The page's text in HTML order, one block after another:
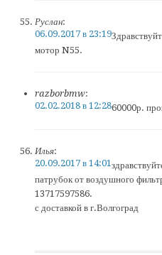
Руслан:
06.09.2017 в 23:19
мотор N55.
razborbmw:
02.02.2018 в 12:2860000р.
Илья:
20.09.2017 в 14:01
патрубок от воздушного
13717597586.
с доставкой в г.Волгоград